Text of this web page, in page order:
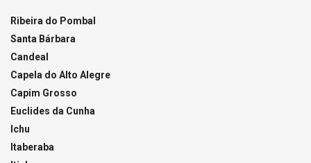
Ribeira do Pombal
Santa Bárbara
Candeal
Capela do Alto Alegre
Capim Grosso
Euclides da Cunha
Ichu
Itaberaba